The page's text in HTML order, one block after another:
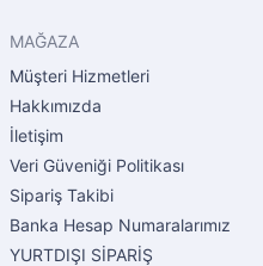
MAĞAZA
Müşteri Hizmetleri
Hakkımızda
İletişim
Veri Güveniği Politikası
Sipariş Takibi
Banka Hesap Numaralarımız
YURTDIŞI SİPARİŞ